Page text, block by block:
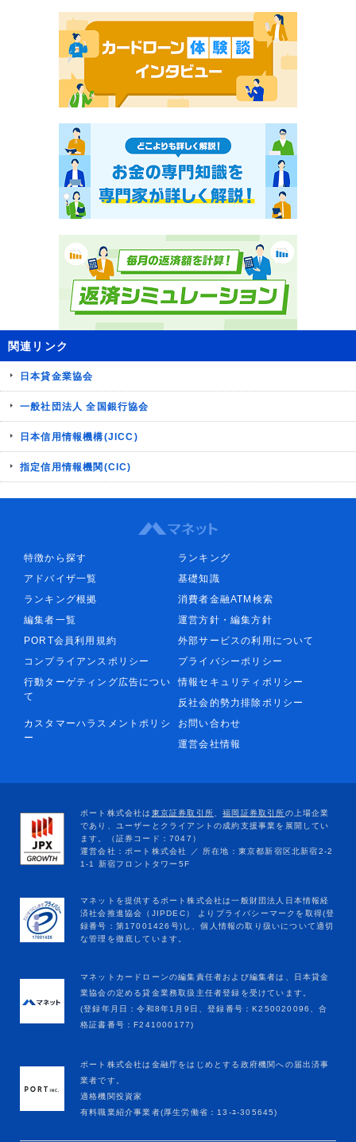
関連リンク
日本貸金業協会
一般社団法人 全国銀行協会
日本信用情報機構(JICC)
指定信用情報機関(CIC)
特徴から探す
ランキング
アドバイザ一覧
基礎知識
ランキング根拠
消費者金融ATM検索
編集者一覧
運営方針・編集方針
PORT会員利用規約
外部サービスの利用について
コンプライアンスポリシー
プライバシーポリシー
行動ターゲティング広告につい
て
情報セキュリティポリシー
反社会的勢力排除ポリシー
カスタマーハラスメントポリシ
ー
お問い合わせ
運営会社情報
マネットカードローンの編集責任者および編集者は、日本貸金
業協会の定める貸金業務取扱主任者登録を受けています。
(登録年月日：令和8年1月9日、登録番号：K250020096、合
格証書番号：F241000177)
ポート株式会社は金融庁をはじめとする政府機関への届出済事
業者です。
適格機関投資家
有料職業紹介事業者(厚生労働省：13-ﾕ-305645)